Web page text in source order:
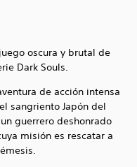
oscura y brutal de
Dark Souls.
de acción intensa
sangriento Japón del
guerrero deshonrado
misión es rescatar a